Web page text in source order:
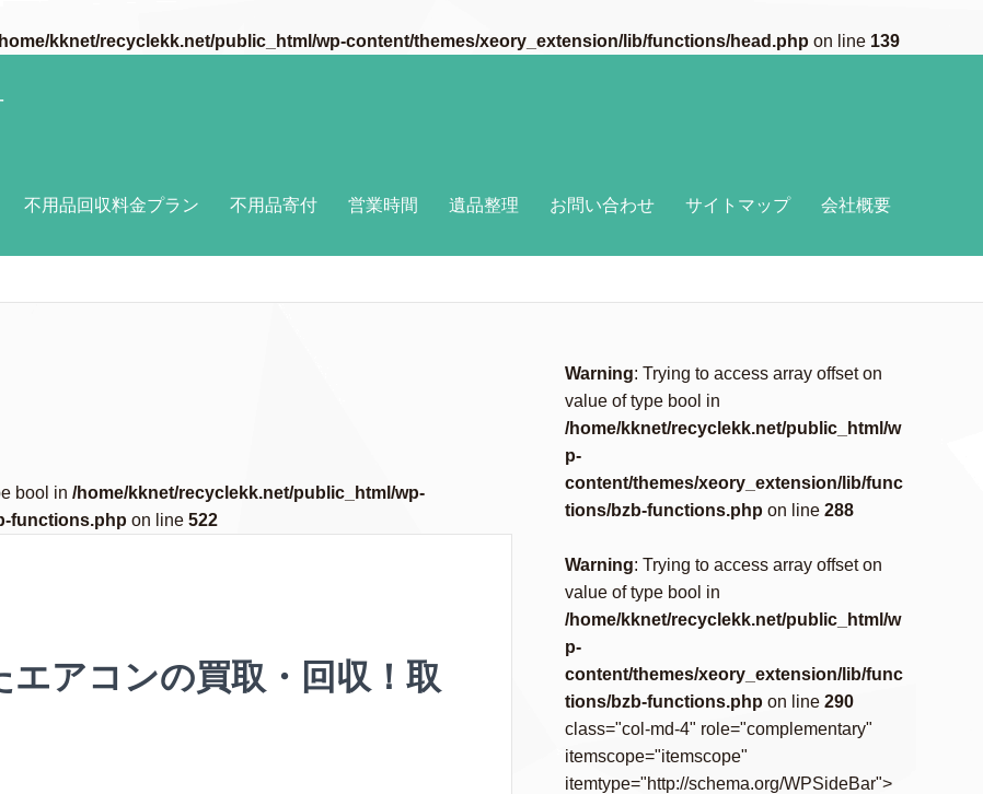
kknet/recyclekk.net/public_html/wp-content/themes/xeory_extension/lib/functions/head.php on line 139
不用品回収料金プラン 不用品寄付 営業時間 遺品整理 お問い合わせ サイトマップ 会社概要
bool in /home/kknet/recyclekk.net/public_html/wp-
functions.php on line 522
アコンの買取・回収！取
Warning: Trying to access array offset on
value of type bool in
/home/kknet/recyclekk.net/public_html/w
p-
content/themes/xeory_extension/lib/func
tions/bzb-functions.php on line 288
Warning: Trying to access array offset on
value of type bool in
/home/kknet/recyclekk.net/public_html/w
p-
content/themes/xeory_extension/lib/func
tions/bzb-functions.php on line 290
class="col-md-4" role="complementary"
itemscope="itemscope"
itemtype="http://schema.org/WPSideBar">